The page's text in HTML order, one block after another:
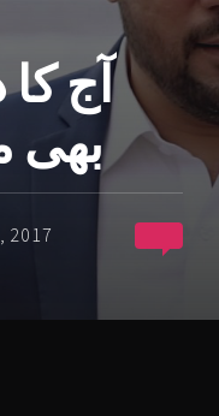
بھی
2017